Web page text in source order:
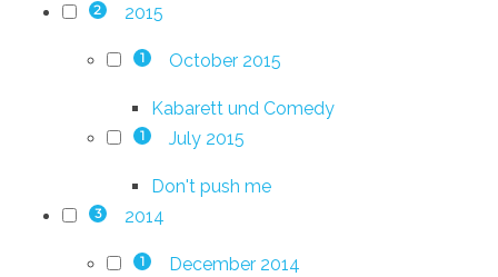
2 2015
1 October 2015
Kabarett und Comedy
1 July 2015
Don't push me
3 2014
1 December 2014